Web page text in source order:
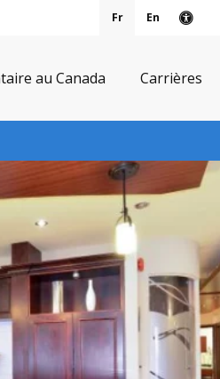
Fr En
au Canada Carrières